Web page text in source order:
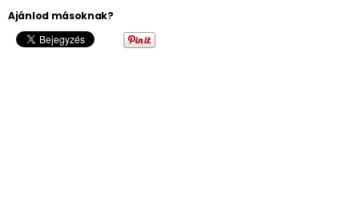
Ajánlod másoknak?